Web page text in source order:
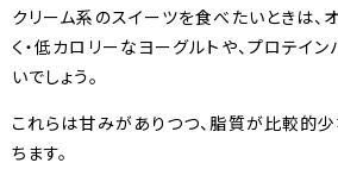
クリーム系のスイーツを食べたいときは、
く・低カロリーなヨーグルトや、プロテイ
いでしょう。
これらは甘みがありつつ、脂質が比較的
ちます。